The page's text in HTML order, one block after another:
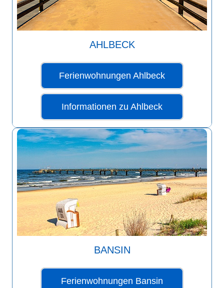
AHLBECK
Ferienwohnungen Ahlbeck
Informationen zu Ahlbeck
BANSIN
Ferienwohnungen Bansin